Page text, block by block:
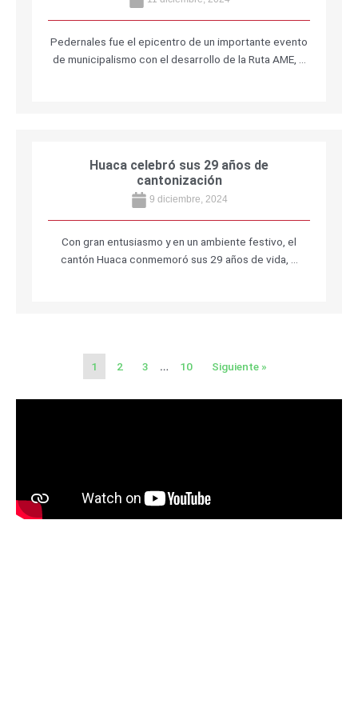
Pedernales fue el epicentro de un importante evento
de municipalismo con el desarrollo de la Ruta AME, …
Huaca celebró sus 29 años de
cantonización
9 diciembre, 2024
Con gran entusiasmo y en un ambiente festivo, el
cantón Huaca conmemoró sus 29 años de vida, …
1 2 3 … 10 Siguiente »